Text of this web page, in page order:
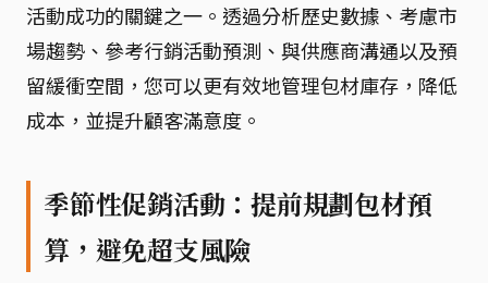
活動成功的關鍵之一。透過分析歷史數據、考慮市
場趨勢、參考行銷活動預測、與供應商溝通以及預
留緩衝空間，您可以更有效地管理包材庫存，降低
成本，並提升顧客滿意度。
季節性促銷活動：提前規劃包材預
算，避免超支風險